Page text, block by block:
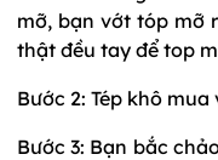
mỡ, bạn vớt tóp mỡ
thật đều tay để top
Bước 2: Tép khô
Bước 3: Bạn bắc